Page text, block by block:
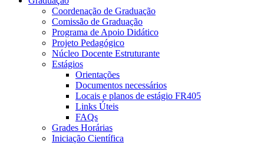
Coordenação de Graduação
Comissão de Graduação
Programa de Apoio Didático
Projeto Pedagógico
Núcleo Docente Estruturante
Estágios
Orientações
Documentos necessários
Locais e planos de estágio FR405
Links Úteis
FAQs
Grades Horárias
Iniciação Científica